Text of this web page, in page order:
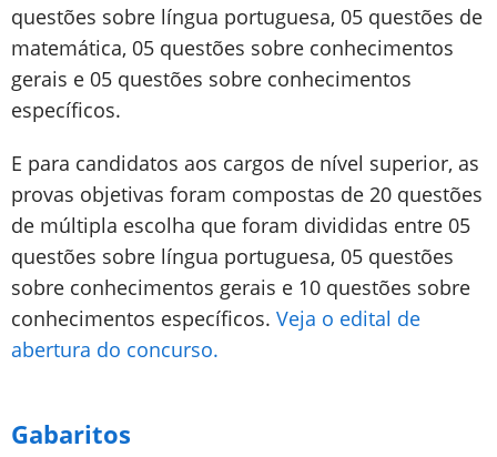
questões sobre língua portuguesa, 05 questões de
matemática, 05 questões sobre conhecimentos
gerais e 05 questões sobre conhecimentos
específicos.
E para candidatos aos cargos de nível superior, as
provas objetivas foram compostas de 20 questões
de múltipla escolha que foram divididas entre 05
questões sobre língua portuguesa, 05 questões
sobre conhecimentos gerais e 10 questões sobre
conhecimentos específicos. Veja o edital de
abertura do concurso.
Gabaritos